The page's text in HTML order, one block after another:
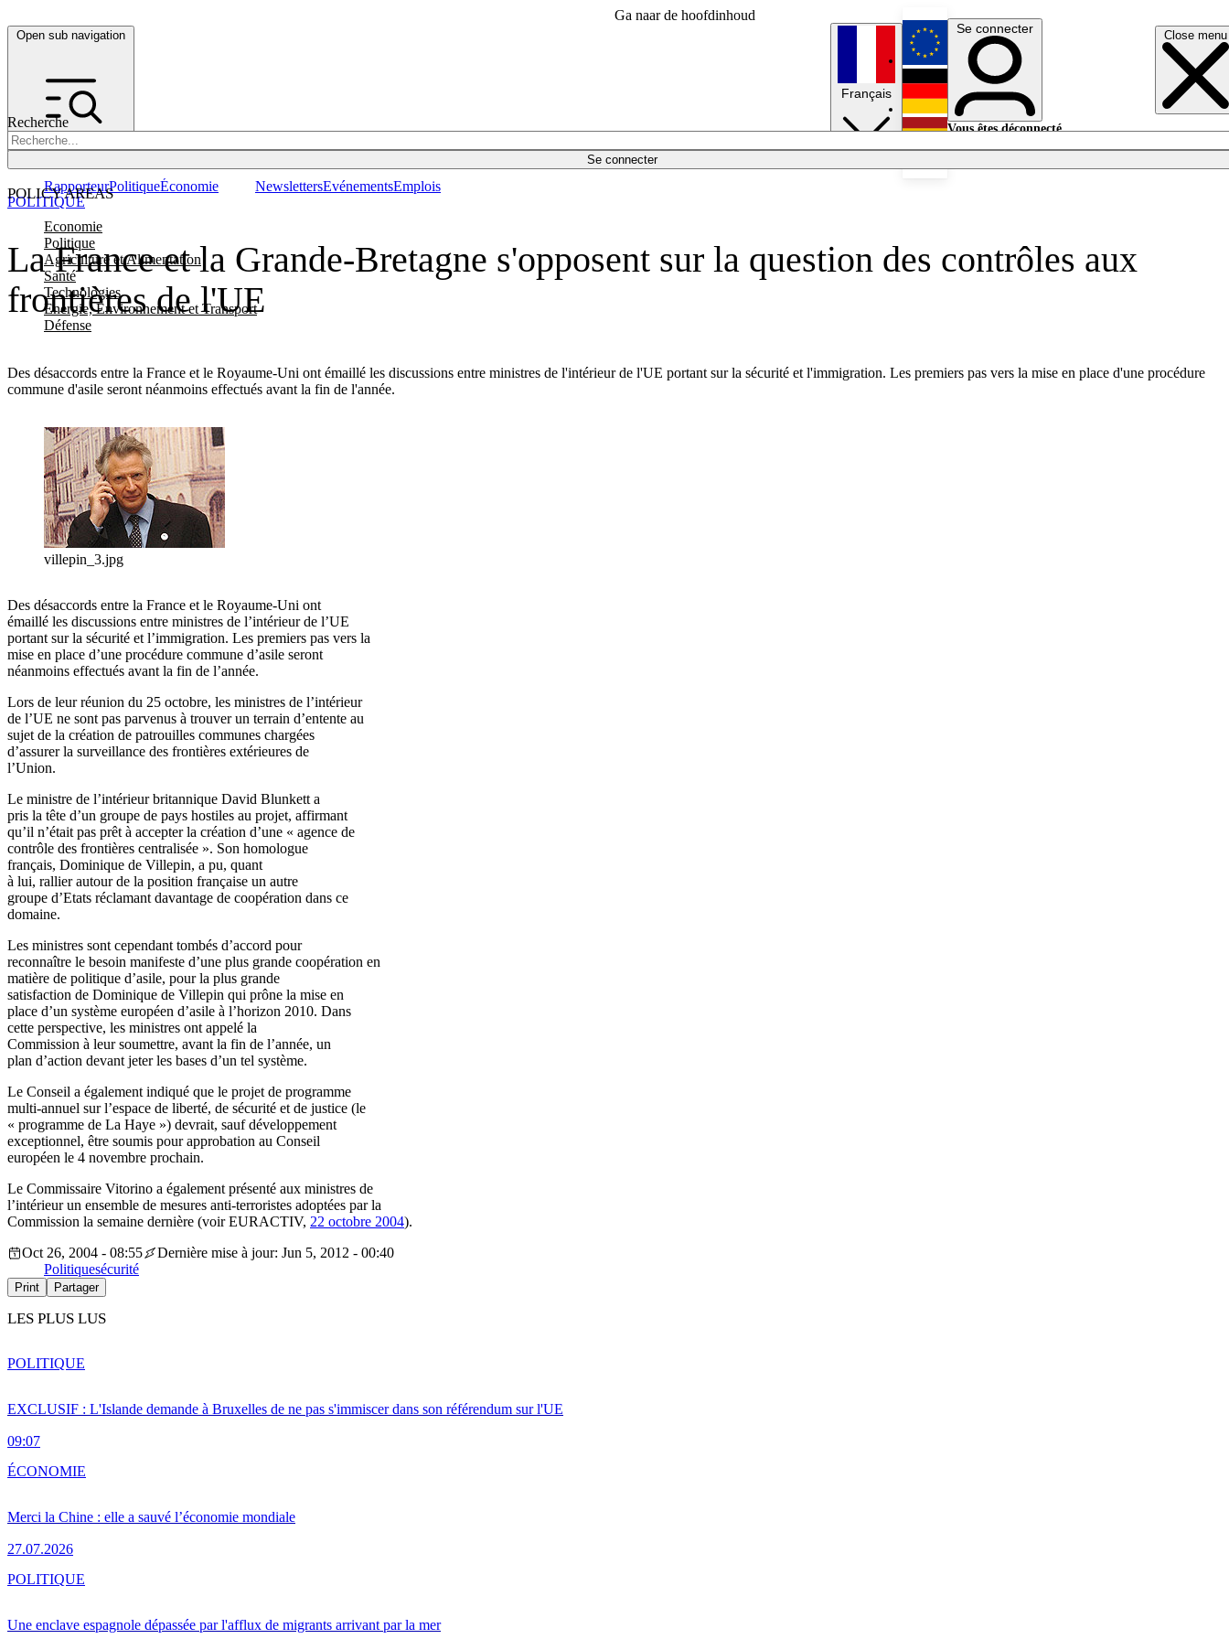
Ga naar de hoofdinhoud
Open sub navigation Close menu
Recherche
Se connecter
POLICY AREAS
Economie
Politique
Agriculture et Alimentation
Santé
Technologies
Energie, Environnement et Transport
Défense
RapporteurPolitiqueÉconomie NewslettersEvénementsEmplois
Français
English
Deutsch
Se connecter
Vous êtes déconnecté.
La France et la Grande-Bretagne s'opposent sur la question des contrôles aux
frontières de l'UE
Des désaccords entre la France et le Royaume-Uni ont émaillé les discussions entre ministres de l'intérieur de l'UE portant sur la sécurité et l'immigration. Les premiers pas vers la mise en place d'une procédure
commune d'asile seront néanmoins effectués avant la fin de l'année.
POLITIQUE
villepin_3.jpg
Des désaccords entre la France et le Royaume-Uni ont
émaillé les discussions entre ministres de l’intérieur de l’UE
portant sur la sécurité et l’immigration. Les premiers pas vers la
mise en place d’une procédure commune d’asile seront
néanmoins effectués avant la fin de l’année.
Lors de leur réunion du 25 octobre, les ministres de l’intérieur
de l’UE ne sont pas parvenus à trouver un terrain d’entente au
sujet de la création de patrouilles communes chargées
d’assurer la surveillance des frontières extérieures de
l’Union.
Le ministre de l’intérieur britannique David Blunkett a
pris la tête d’un groupe de pays hostiles au projet, affirmant
qu’il n’était pas prêt à accepter la création d’une « agence de
contrôle des frontières centralisée ». Son homologue
français, Dominique de Villepin, a pu, quant
à lui, rallier autour de la position française un autre
groupe d’Etats réclamant davantage de coopération dans ce
domaine.
Les ministres sont cependant tombés d’accord pour
reconnaître le besoin manifeste d’une plus grande coopération en
matière de politique d’asile, pour la plus grande
satisfaction de Dominique de Villepin qui prône la mise en
place d’un système européen d’asile à l’horizon 2010. Dans
cette perspective, les ministres ont appelé la
Commission à leur soumettre, avant la fin de l’année, un
plan d’action devant jeter les bases d’un tel système.
Le Conseil a également indiqué que le projet de programme
multi-annuel sur l’espace de liberté, de sécurité et de justice (le
« programme de La Haye ») devrait, sauf développement
exceptionnel, être soumis pour approbation au Conseil
européen le 4 novembre prochain.
Le Commissaire Vitorino a également présenté aux ministres de
l’intérieur un ensemble de mesures anti-terroristes adoptées par la
Commission la semaine dernière (voir EURACTIV, 22 octobre 2004).
Oct 26, 2004 - 08:55
Dernière mise à jour: Jun 5, 2012 - 00:40
Politiquesécurité
Print Partager
LES PLUS LUS
EXCLUSIF : L'Islande demande à Bruxelles de ne pas s'immiscer dans son référendum sur l'UE
09:07
POLITIQUE
Merci la Chine : elle a sauvé l’économie mondiale
27.07.2026
ÉCONOMIE
Une enclave espagnole dépassée par l'afflux de migrants arrivant par la mer
POLITIQUE